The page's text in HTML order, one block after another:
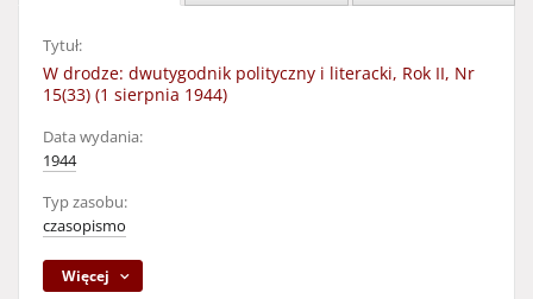
Tytuł:
W drodze: dwutygodnik polityczny i literacki, Rok II, Nr
15(33) (1 sierpnia 1944)
Data wydania:
1944
Typ zasobu:
czasopismo
Więcej